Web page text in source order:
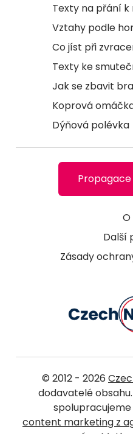
Texty na přání
Vztahy podle
Co jíst při
Texty ke
Jak se zbavit
Koprová
Dýňová polévka
O
Další
Zásady
© 2012 - 2026
dodavatelé
content marketing z